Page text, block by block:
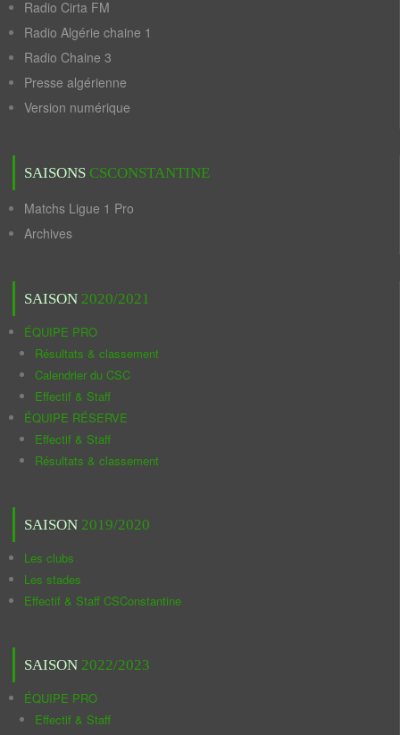
Radio Cirta FM
Radio Algérie chaine 1
Radio Chaine 3
Presse algérienne
Version numérique
SAISONS CSCONSTANTINE
Matchs Ligue 1 Pro
Archives
SAISON 2020/2021
ÉQUIPE PRO
Résultats & classement
Calendrier du CSC
Effectif & Staff
ÉQUIPE RÉSERVE
Effectif & Staff
Résultats & classement
SAISON 2019/2020
Les clubs
Les stades
Effectif & Staff CSConstantine
SAISON 2022/2023
ÉQUIPE PRO
Effectif & Staff